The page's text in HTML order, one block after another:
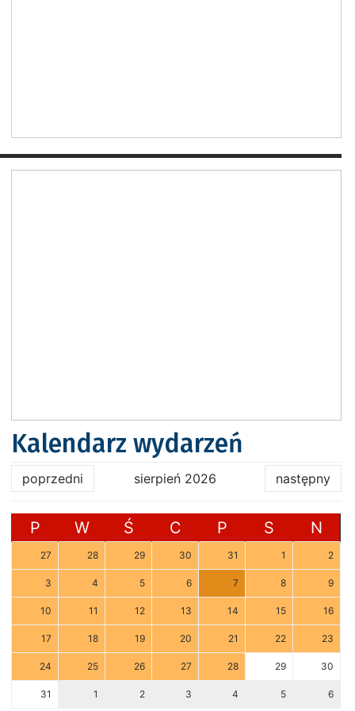
Kalendarz wydarzeń
poprzedni sierpień 2026 następny
P W Ś C P S N
27 28 29 30 31 1 2
3 4 5 6 7 8 9
10 11 12 13 14 15 16
17 18 19 20 21 22 23
24 25 26 27 28 29 30
31 1 2 3 4 5 6